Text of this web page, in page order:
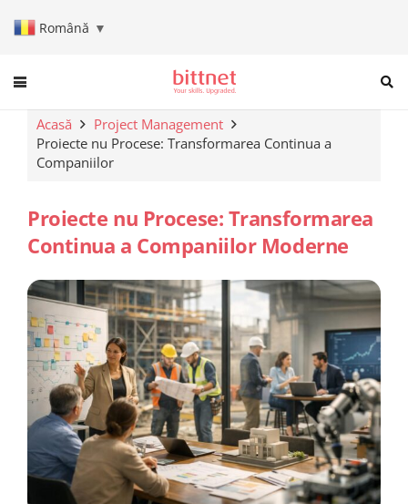
Română ▼
When autocomplete results
Acasă
Project Management
Proiecte nu Procese: Transformarea Continua a
Companiilor
Proiecte nu Procese: Transformarea
Continua a Companiilor Moderne